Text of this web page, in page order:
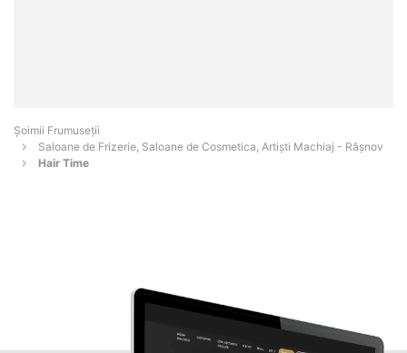
Șoimii Frumuseții
Saloane de Frizerie, Saloane de Cosmetica, Artiști Machiaj - Râşnov
Hair Time